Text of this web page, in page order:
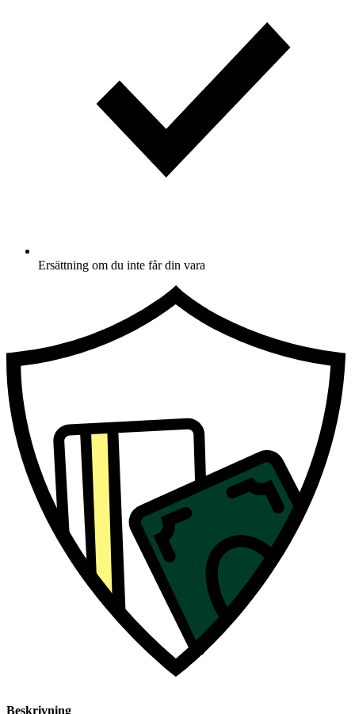
Ersättning om du inte får din vara
Beskrivning